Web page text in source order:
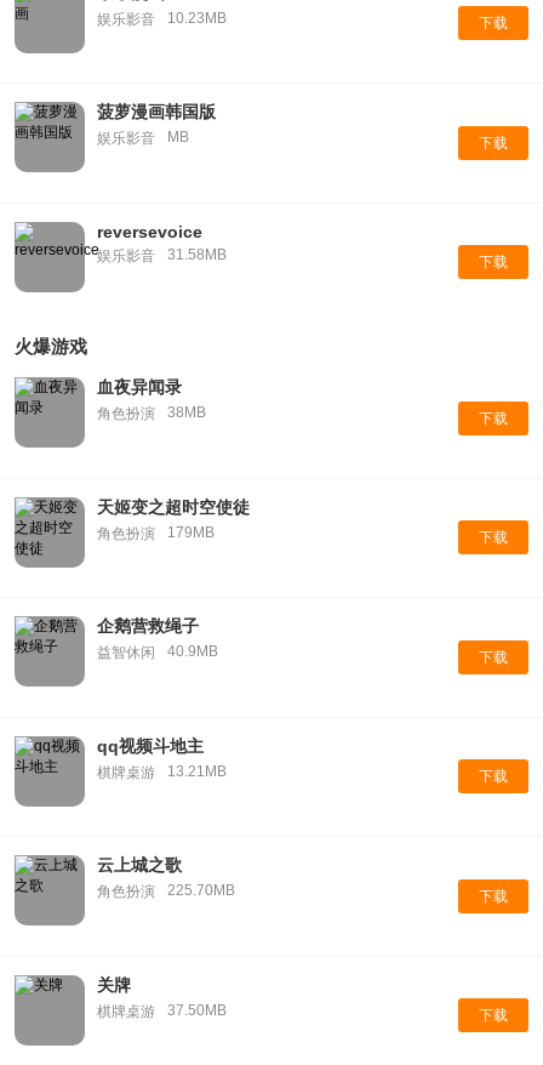
娱乐影音 10.23MB 下载
菠萝漫画韩国版
娱乐影音 MB 下载
reversevoice
娱乐影音 31.58MB 下载
火爆游戏
血夜异闻录
角色扮演 38MB 下载
天姬变之超时空使徒
角色扮演 179MB 下载
企鹅营救绳子
益智休闲 40.9MB 下载
qq视频斗地主
棋牌桌游 13.21MB 下载
云上城之歌
角色扮演 225.70MB 下载
关牌
棋牌桌游 37.50MB 下载